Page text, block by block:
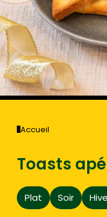
Accueil
Toasts
Plat Soir